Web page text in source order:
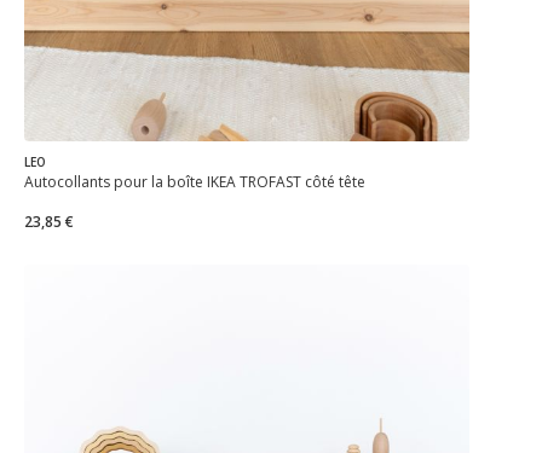
LEO
Autocollants pour la boîte IKEA TROFAST côté tête
23,85 €